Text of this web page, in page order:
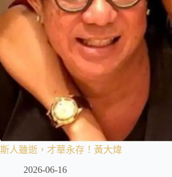
斯人雖逝，才華永存！黃大煒
2026-06-16